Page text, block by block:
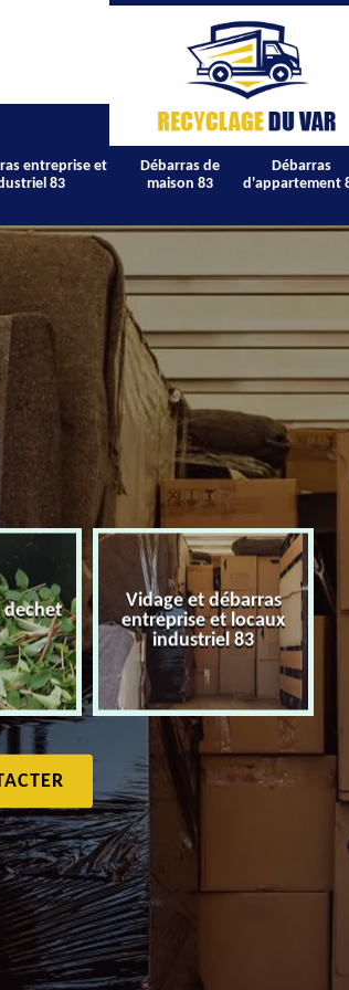
entreprise et
83
Débarras de
maison 83
Débarras
d'appartement
dechet
Vidage et débarras
entreprise et locaux
industriel 83